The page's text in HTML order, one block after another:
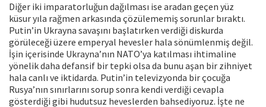
Diğer iki imparatorluğun dağılması ise aradan geçen yüz
küsur yıla rağmen arkasında çözülememiş sorunlar bıraktı.
Putin’in Ukrayna savaşını başlatırken verdiği diskurda
görüleceği üzere emperyal hevesler hala sönümlenmiş değil.
İşin içerisinde Ukrayna’nın NATO’ya katılması ihtimaline
yönelik daha defansif bir tepki olsa da bunu aşan bir zihniyet
hala canlı ve iktidarda. Putin’in televizyonda bir çocuğa
Rusya’nın sınırlarını sorup sonra kendi verdiği cevapla
gösterdiği gibi hudutsuz heveslerden bahsediyoruz. İşte ne